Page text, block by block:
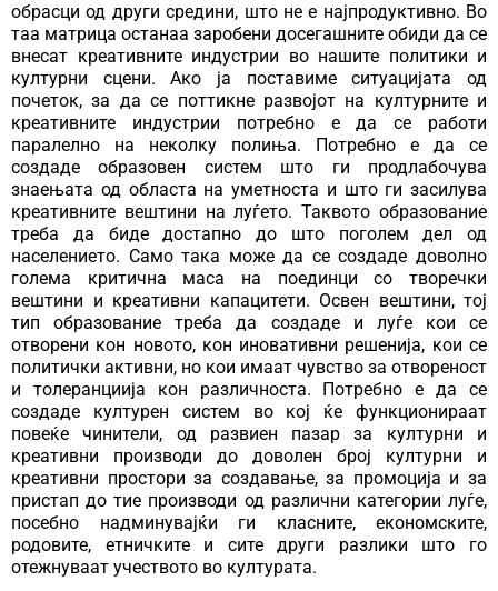
обрасци од други средини, што не е најпродуктивно. Во
таа матрица останаа заробени досегашните обиди да се
внесат креативните индустрии во нашите политики и
културни сцени. Ако ја поставиме ситуацијата од
почеток, за да се поттикне развојот на културните и
креативните индустрии потребно е да се работи
паралелно на неколку полиња. Потребно е да се
создаде образовен систем што ги продлабочува
знаењата од областа на уметноста и што ги засилува
креативните вештини на луѓето. Таквото образование
треба да биде достапно до што поголем дел од
населението. Само така може да се создаде доволно
голема критична маса на поединци со творечки
вештини и креативни капацитети. Освен вештини, тој
тип образование треба да создаде и луѓе кои се
отворени кон новото, кон иновативни решенија, кои се
политички активни, но кои имаат чувство за отвореност
и толеранциија кон различноста. Потребно е да се
создаде културен систем во кој ќе функционираат
повеќе чинители, од развиен пазар за културни и
креативни производи до доволен број културни и
креативни простори за создавање, за промоција и за
пристап до тие производи од различни категории луѓе,
посебно надминувајќи ги класните, економските,
родовите, етничките и сите други разлики што го
отежнуваат учеството во културата.